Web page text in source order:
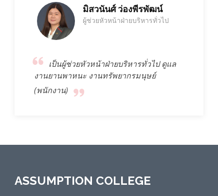
มิสวนันศ์ ว่องพีรพัฒน์
ผู้ช่วยหัวหน้าฝ่ายบริหารทั่วไป
เป็นผู้ช่วยหัวหน้าฝ่ายบริหารทั่วไป ดูแล
งานยานพาหนะ งานทรัพยากรมนุษย์
(พนักงาน)
ASSUMPTION COLLEGE